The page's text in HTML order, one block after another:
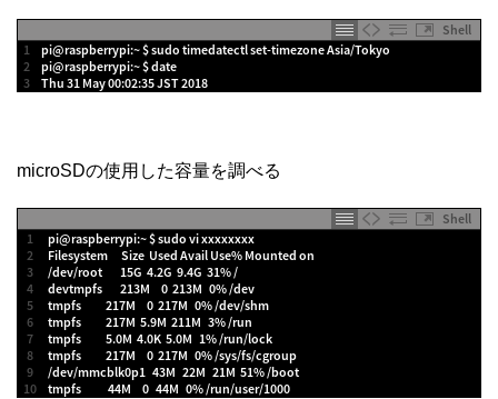
Shell
1
2
3
pi@raspberrypi:~$sudo timedatectl set-timezone Asia/Tokyo
pi@raspberrypi:~$date
Thu 31 May00:02:35JST2018
microSDの使用した容量を調べる
Shell
1
2
3
4
5
6
7
8
9
10
pi@raspberrypi:~$sudo vixxxxxxxx
Filesystem Size Used Avail Use% Mounted on
/dev/root 15G 4.2G 9.4G 31%/
devtmpfs
213M 0 213M 0%/dev
tmpfs
217M 0 217M 0%/dev/shm
tmpfs
217M 5.9M 211M 3%/run
tmpfs
5.0M 4.0K 5.0M 1%/run/lock
tmpfs
217M 0 217M 0%/sys/fs/cgroup
/dev/mmcblk0p1 43M 22M 21M 51%/boot
tmpfs
44M 0 44M 0%/run/user/1000